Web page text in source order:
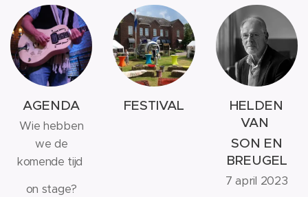
AGENDA
Wie hebben
we de
komende tijd
on stage?
FESTIVAL
HELDEN
VAN
SON EN
BREUGEL
7 april 2023